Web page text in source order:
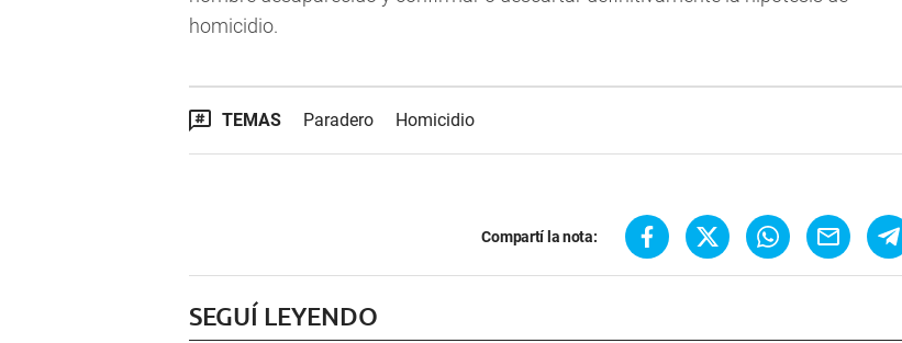
homicidio.
TEMAS Paradero Homicidio
Compartí la nota:
SEGUÍ LEYENDO